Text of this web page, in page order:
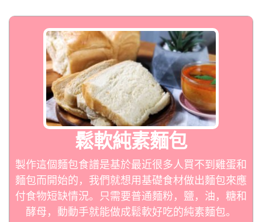
鬆軟純素麵包
製作這個麵包食譜是基於最近很多人買不到雞蛋和
麵包而開始的，我們就想用基礎食材做出麵包來應
付食物短缺情況。只需要普通麵粉，鹽，油，糖和
酵母，動動手就能做成鬆軟好吃的純素麵包。